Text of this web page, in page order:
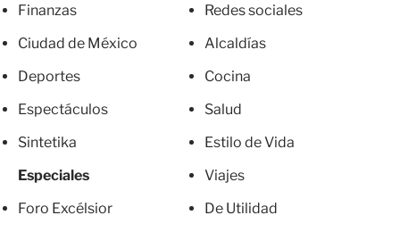
Finanzas
Ciudad de México
Deportes
Espectáculos
Sintetika
Especiales
Foro Excélsior
Redes sociales
Alcaldías
Cocina
Salud
Estilo de Vida
Viajes
De Utilidad